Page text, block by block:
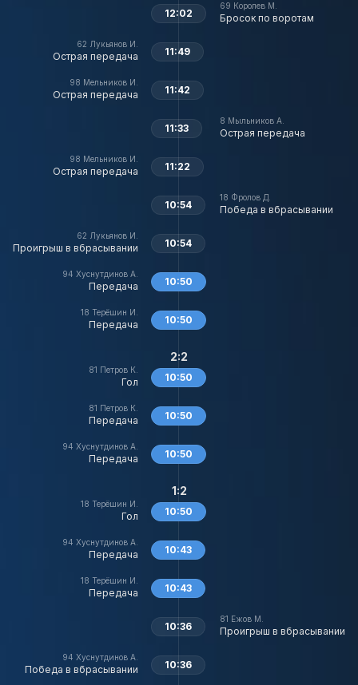
69 Королев М.
Бросок по воротам
12:02
62 Лукьянов И.
Острая передача 11:49
98 Мельников И.
Острая передача 11:42
8 Мыльников А.
Острая передача
11:33
98 Мельников И.
Острая передача 11:22
18 Фролов Д.
Победа в вбрасывании
10:54
62 Лукьянов И.
Проигрыш в вбрасывании 10:54
94 Хуснутдинов А.
Передача 10:50
18 Терёшин И.
Передача 10:50
81 Петров К.
Гол
2:2
10:50
81 Петров К.
Передача 10:50
94 Хуснутдинов А.
Передача 10:50
18 Терёшин И.
Гол
1:2
10:50
94 Хуснутдинов А.
Передача 10:43
18 Терёшин И.
Передача 10:43
81 Ежов М.
Проигрыш в вбрасывании
10:36
94 Хуснутдинов А.
Победа в вбрасывании 10:36